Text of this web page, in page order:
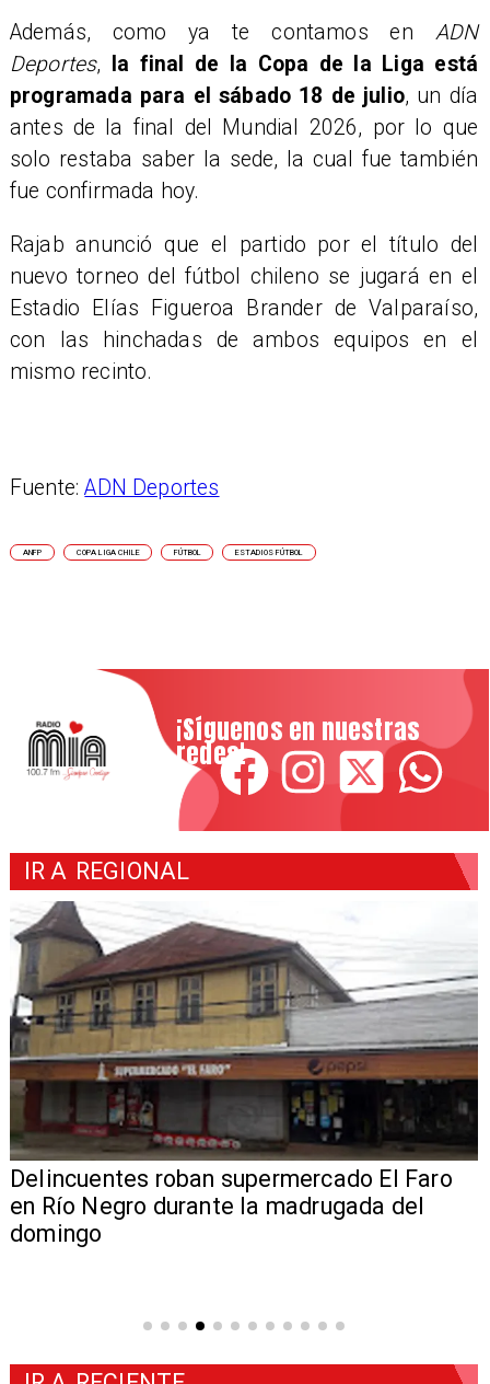
Además, como ya te contamos en ADN
Deportes,
la final de la Copa de la Liga está
programada para el sábado 18 de julio, un día
antes de la final del Mundial 2026, por lo que
solo restaba saber la sede, la cual fue también
fue confirmada hoy.
Rajab anunció que el partido por el título del
nuevo torneo del fútbol chileno se jugará en el
Estadio Elías Figueroa Brander de Valparaíso,
con las hinchadas de ambos equipos en el
mismo recinto.
Fuente:ADN Deportes
ANFP COPA LIGA CHILE FÚTBOL ESTADIOS FÚTBOL
¡Síguenos en nuestras
redes!
IR A REGIONAL
Delincuentes roban supermercado El Faro
en Río Negro durante la madrugada del
domingo